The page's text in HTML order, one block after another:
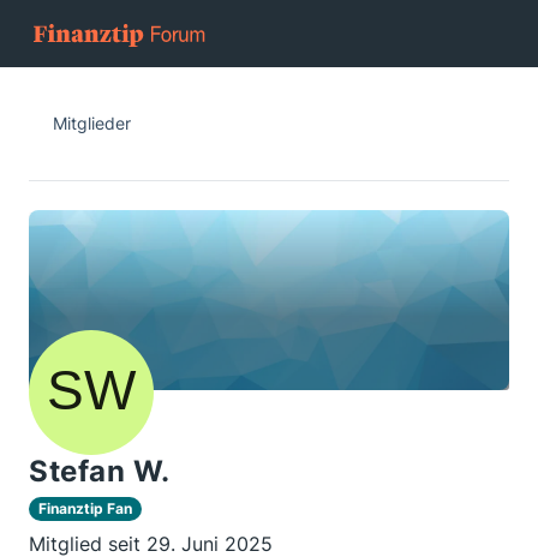
Mitglieder
Stefan W.
Finanztip Fan
Mitglied seit 29. Juni 2025